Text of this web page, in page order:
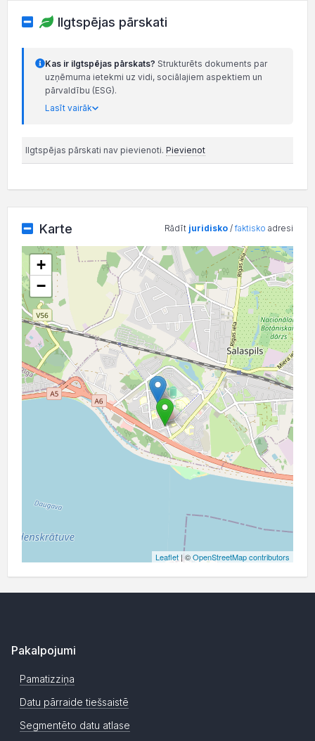
Ilgtspējas pārskati
Kas ir ilgtspējas pārskats? Strukturēts dokuments par
uzņēmuma ietekmi uz vidi, sociālajiem aspektiem un
pārvaldību (ESG).
Lasīt vairāk
Ilgtspējas pārskati nav pievienoti. Pievienot
Karte Rādīt juridisko /faktisko adresi
+
−
Leaflet | ©OpenStreetMap contributors
Pakalpojumi
Pamatizziņa
Datu pārraide tiešsaistē
Segmentēto datu atlase